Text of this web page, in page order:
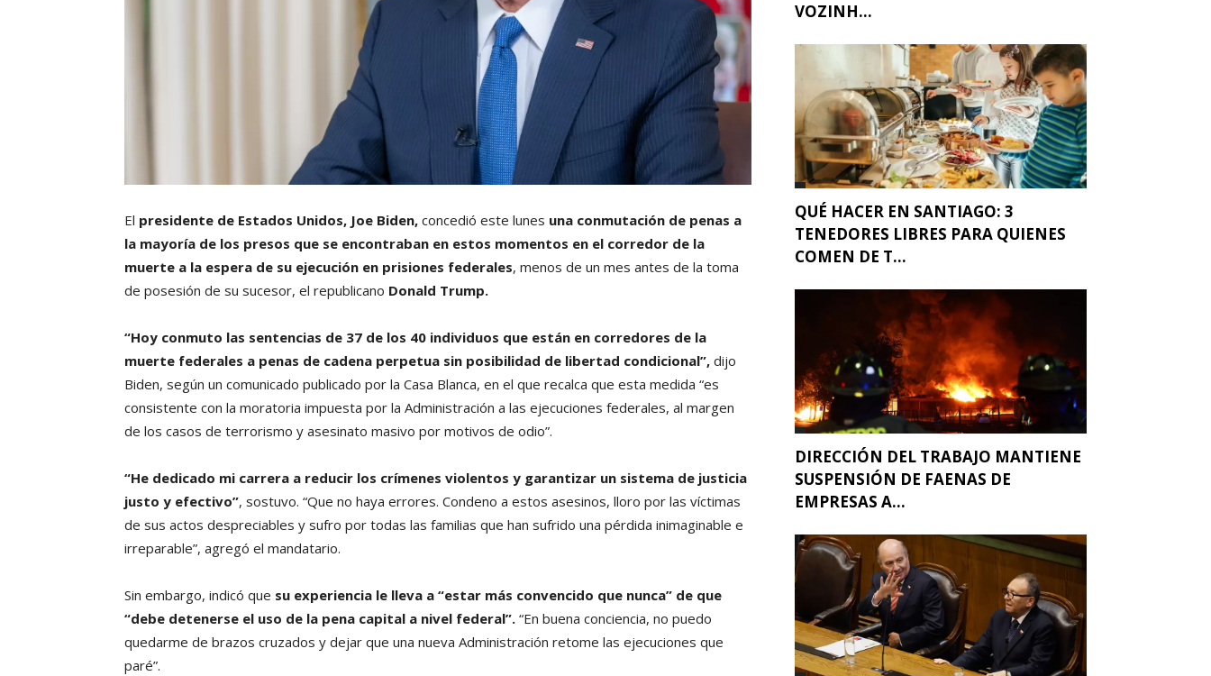
El presidente de Estados Unidos, Joe Biden, concedió este lunes una conmutación de penas a
la mayoría de los presos que se encontraban en estos momentos en el corredor de la
muerte a la espera de su ejecución en prisiones federales, menos de un mes antes de la toma
de posesión de su sucesor, el republicano Donald Trump.
“Hoy conmuto las sentencias de 37 de los 40 individuos que están en corredores de la
muerte federales a penas de cadena perpetua sin posibilidad de libertad condicional”, dijo
Biden, según un comunicado publicado por la Casa Blanca, en el que recalca que esta medida “es
consistente con la moratoria impuesta por la Administración a las ejecuciones federales, al margen
de los casos de terrorismo y asesinato masivo por motivos de odio”.
“He dedicado mi carrera a reducir los crímenes violentos y garantizar un sistema de justicia
justo y efectivo”, sostuvo. “Que no haya errores. Condeno a estos asesinos, lloro por las víctimas
de sus actos despreciables y sufro por todas las familias que han sufrido una pérdida inimaginable e
irreparable”, agregó el mandatario.
Sin embargo, indicó que su experiencia le lleva a “estar más convencido que nunca” de que
“debe detenerse el uso de la pena capital a nivel federal”. “En buena conciencia, no puedo
quedarme de brazos cruzados y dejar que una nueva Administración retome las ejecuciones que
paré”.
VOZINH...
QUÉ HACER EN SANTIAGO: 3
TENEDORES LIBRES PARA QUIENES
COMEN DE T...
DIRECCIÓN DEL TRABAJO MANTIENE
SUSPENSIÓN DE FAENAS DE
EMPRESAS A...